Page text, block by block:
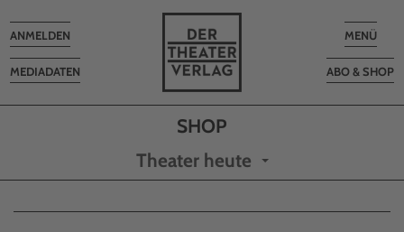
Toggle
MENÜ
ABO & SHOP
MEDIADATEN
Toggle
navigation
ANMELDEN
Theater heute